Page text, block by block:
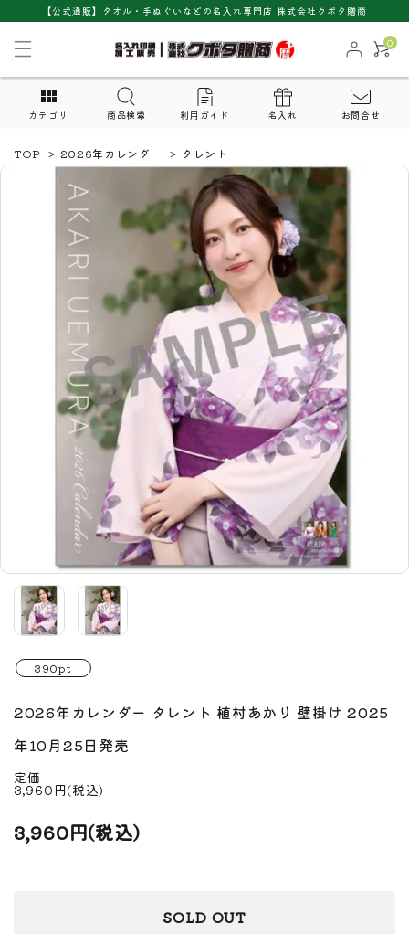
【公式通販】タオル・手ぬぐいなどの名入れ専門店 株式会社クボタ贈商
0
カテゴリ 商品検索 利用ガイド 名入れ お問合せ
TOP > 2026年カレンダー > タレント
390pt
2026年カレンダー タレント 植村あかり 壁掛け 2025
年10月25日発売
定価
3,960円(税込)
3,960円(税込)
SOLD OUT